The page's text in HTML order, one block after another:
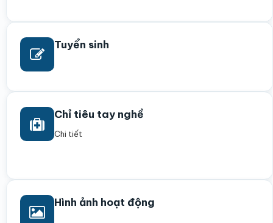
Tuyển sinh
Chỉ tiêu tay nghề
Chi tiết
Hình ảnh hoạt động